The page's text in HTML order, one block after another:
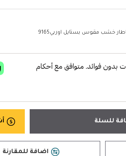
خشب مقوس بستايل اوربي9165
للسلة
اضافة للمقارنة